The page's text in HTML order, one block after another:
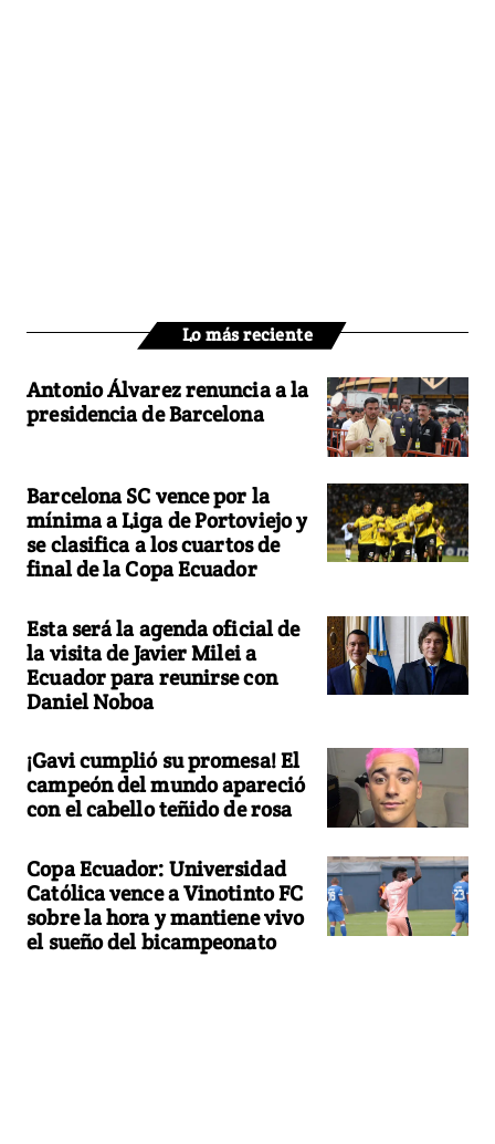
Lo más reciente
Antonio Álvarez renuncia a la
presidencia de Barcelona
Barcelona SC vence por la
mínima a Liga de Portoviejo y
se clasifica a los cuartos de
final de la Copa Ecuador
Esta será la agenda oficial de
la visita de Javier Milei a
Ecuador para reunirse con
Daniel Noboa
¡Gavi cumplió su promesa! El
campeón del mundo apareció
con el cabello teñido de rosa
Copa Ecuador: Universidad
Católica vence a Vinotinto FC
sobre la hora y mantiene vivo
el sueño del bicampeonato